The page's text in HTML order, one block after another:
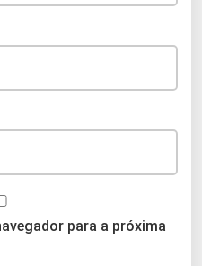
para a próxima